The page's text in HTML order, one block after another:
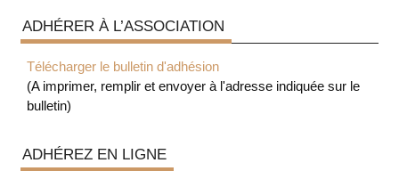
ADHÉRER À L’ASSOCIATION
Télécharger le bulletin d'adhésion
(A imprimer, remplir et envoyer à l'adresse indiquée sur le
bulletin)
ADHÉREZ EN LIGNE